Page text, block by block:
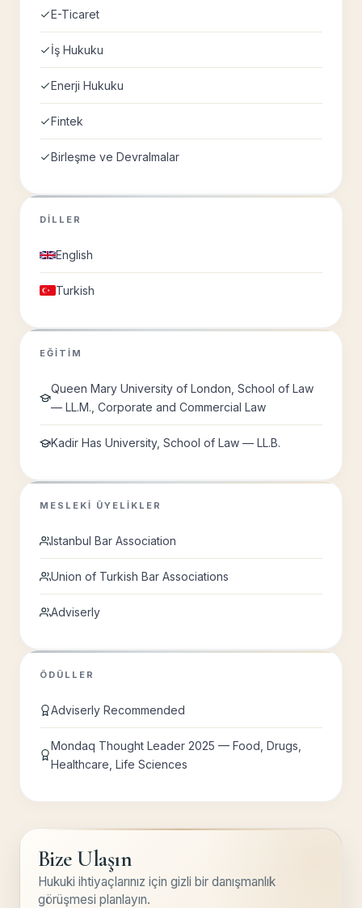
E-Ticaret
İş Hukuku
Enerji Hukuku
Fintek
Birleşme ve Devralmalar
DILLER
English
Turkish
EĞITIM
Queen Mary University of London, School of Law
— LL.M., Corporate and Commercial Law
Kadir Has University, School of Law — LL.B.
MESLEKI ÜYELIKLER
Istanbul Bar Association
Union of Turkish Bar Associations
Adviserly
ÖDÜLLER
Adviserly Recommended
Mondaq Thought Leader 2025 — Food, Drugs,
Healthcare, Life Sciences
Bize Ulaşın
Hukuki ihtiyaçlarınız için gizli bir danışmanlık
görüşmesi planlayın.